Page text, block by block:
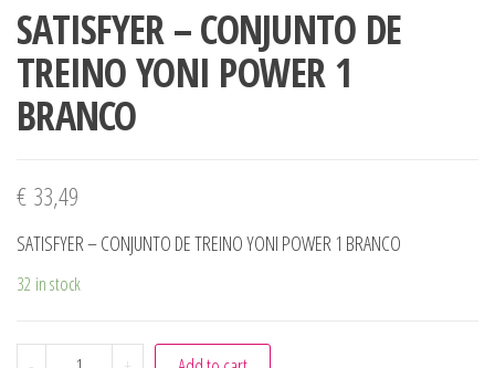
SATISFYER – CONJUNTO DE
TREINO YONI POWER 1
BRANCO
€ 33,49
SATISFYER – CONJUNTO DE TREINO YONI POWER 1 BRANCO
32 in stock
SATISFYER - CONJUNTO DE TREINO YONI POWER 1